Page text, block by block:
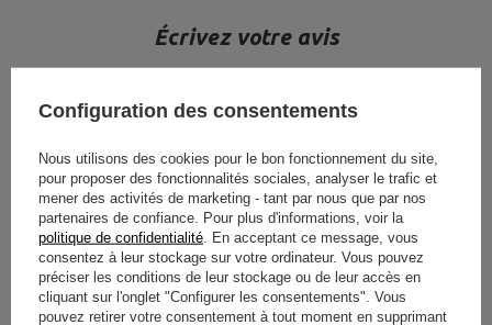
Entité responsable de ce produit dans l'UE
Fabricant
MARBO Ulikowski
Adresse:Boczna 41
Ville:
mail:
serwis@marbosport.eu
Écrivez votre avis
5/5
Le contenu de votre avis
Télécharger votre propre photo de produit :
Configuration des consentements
Nous utilisons des cookies pour le bon fonctionnement du site,
pour proposer des fonctionnalités sociales, analyser le trafic et
mener des activités de marketing - tant par nous que par nos
partenaires de confiance. Pour plus d'informations, voir la
politique de confidentialité . En acceptant ce message, vous
consentez à leur stockage sur votre ordinateur. Vous pouvez
préciser les conditions de leur stockage ou de leur accès en
cliquant sur l'onglet "Configurer les consentements". Vous
pouvez retirer votre consentement à tout moment en supprimant